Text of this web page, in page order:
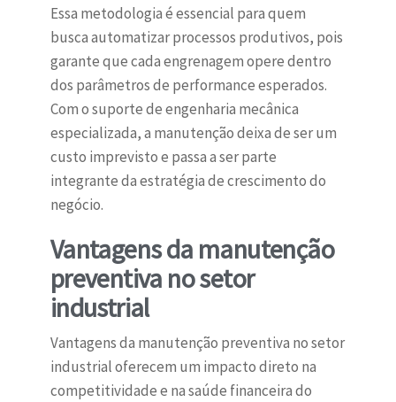
Essa metodologia é essencial para quem
busca automatizar processos produtivos, pois
garante que cada engrenagem opere dentro
dos parâmetros de performance esperados.
Com o suporte de engenharia mecânica
especializada, a manutenção deixa de ser um
custo imprevisto e passa a ser parte
integrante da estratégia de crescimento do
negócio.
Vantagens da manutenção
preventiva no setor
industrial
Vantagens da manutenção preventiva no setor
industrial oferecem um impacto direto na
competitividade e na saúde financeira do